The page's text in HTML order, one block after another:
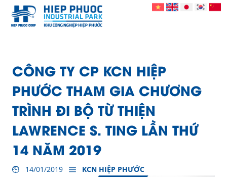
CÔNG TY CP KCN HIỆP
PHƯỚC THAM GIA CHƯƠNG
TRÌNH ĐI BỘ TỪ THIỆN
LAWRENCE S. TING LẦN THỨ
14 NĂM 2019
14/01/2019 KCN HIỆP PHƯỚC